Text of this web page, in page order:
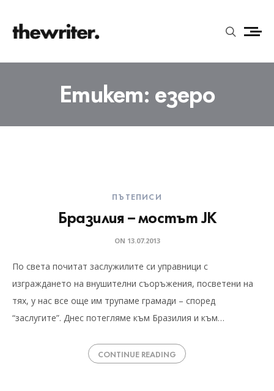
Етикет:езеро
ПЪТЕПИСИ
Бразилия – мостът JK
ON 13.07.2013
По света почитат заслужилите си управници с
изграждането на внушителни съоръжения, посветени на
тях, у нас все още им трупаме грамади – според
“заслугите”. Днес потегляме към Бразилия и към…
CONTINUE READING